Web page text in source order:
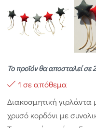
Το προϊόν θα αποσταλεί σε
1 σε απόθεμα
Διακοσμητική
χρυσό κορδόνι με